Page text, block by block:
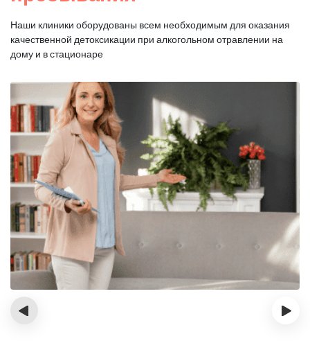
Наши клиники оборудованы всем необходимым для оказания
качественной детоксикации при алкогольном отравлении на
дому и в стационаре
‹ ›